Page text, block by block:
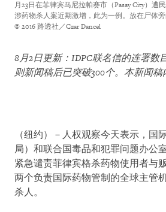
月23日在菲律宾马尼拉帕赛市（Pasay City）遭
涉药物杀人案近期激增，此为一例。放在尸体旁
© 2016 路透社／Czar Dancel
8月2日更新：IDPC联名信的连署数
则新闻稿后已突破300个。本新闻稿
（纽约）－人权观察今天表示，国
局）和联合国毒品和犯罪问题办公
紧急谴责菲律宾格杀药物使用者与
两个负责国际药物管制的全球主管
杀人。